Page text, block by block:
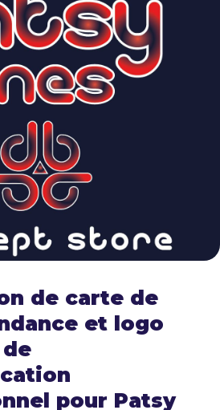
de carte de
et logo
pour Patsy